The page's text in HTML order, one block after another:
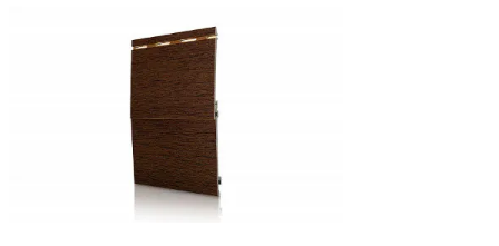
сравнить